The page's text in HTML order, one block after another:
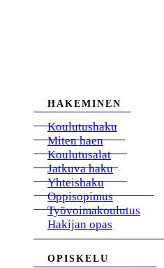
HAKEMINEN
Koulutushaku
Miten haen
Koulutusalat
Jatkuva haku
Yhteishaku
Oppisopimus
Työvoimakoulutus
Hakijan opas
OPISKELU